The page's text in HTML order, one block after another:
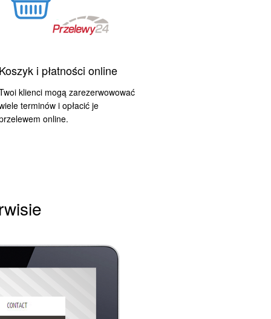
i płatności online
klienci mogą zarezerwowować
terminów i opłacić je
online.